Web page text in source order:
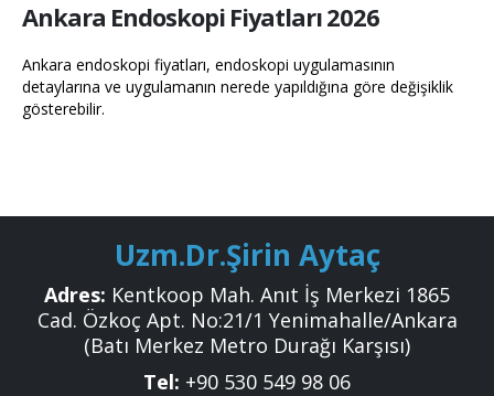
Ankara Endoskopi Fiyatları 2026
Ankara endoskopi fiyatları, endoskopi uygulamasının
detaylarına ve uygulamanın nerede yapıldığına göre değişiklik
gösterebilir.
Uzm.Dr.Şirin Aytaç
Adres: Kentkoop Mah. Anıt İş Merkezi 1865
Cad. Özkoç Apt. No:21/1 Yenimahalle/Ankara
(Batı Merkez Metro Durağı Karşısı)
Tel: +9‎0 530 549 98 06